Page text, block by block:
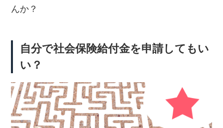
んか？
自分で社会保険給付金を申請してもい
い？